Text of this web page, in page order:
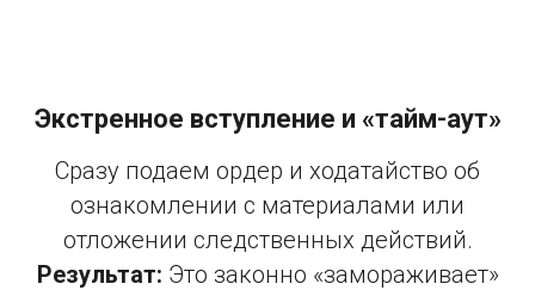
Экстренное вступление и «тайм-аут»
Сразу подаем ордер и ходатайство об
ознакомлении с материалами или
отложении следственных действий.
Результат: Это законно «замораживает»